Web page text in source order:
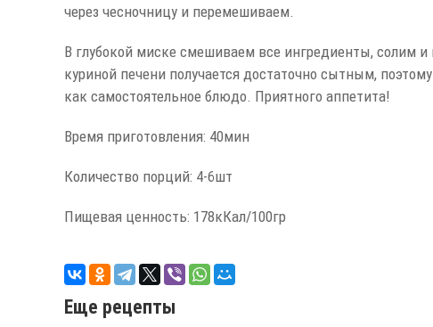
через чесночницу и перемешиваем.
В глубокой миске смешиваем все ингредиенты, солим и
куриной печени получается достаточно сытным,
как самостоятельное блюдо. Приятного аппетита!
Время приготовления: 40мин
Количество порций: 4-6шт
Пищевая ценность: 178кКал/100гр
Еще рецепты